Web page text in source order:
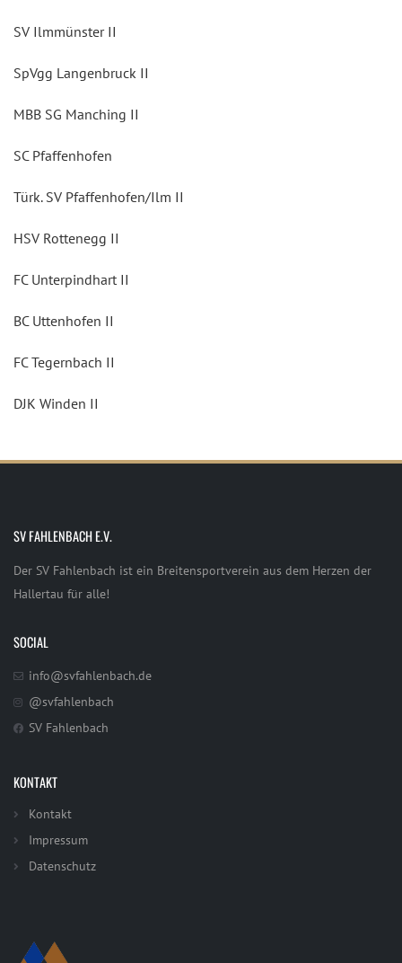
SV Ilmmünster II
SpVgg Langenbruck II
MBB SG Manching II
SC Pfaffenhofen
Türk. SV Pfaffenhofen/Ilm II
HSV Rottenegg II
FC Unterpindhart II
BC Uttenhofen II
FC Tegernbach II
DJK Winden II
SV FAHLENBACH E.V.
Der SV Fahlenbach ist ein Breitensportverein aus dem Herzen der
Hallertau für alle!
SOCIAL
info@svfahlenbach.de
@svfahlenbach
SV Fahlenbach
KONTAKT
Kontakt
Impressum
Datenschutz